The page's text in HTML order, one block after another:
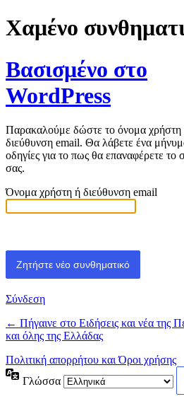
Χαμένο
Βασισμένο στο
WordPress
Παρακαλούμε δώστε το όνομα χρήστη
διεύθυνση email. Θα λάβετε ένα
οδηγίες για το πως θα επαναφέρετε το
σας.
Όνομα χρήστη ή διεύθυνση email
Σύνδεση
← Πήγαινε στο Ειδήσεις και νέα της
και όλης της Ελλάδας
Πολιτική απορρήτου και Όροι χρήσης
Γλώσσα